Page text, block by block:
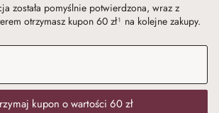
została pomyślnie potwierdzona, wraz z
otrzymasz kupon 60 zł¹ na kolejne zakupy.
kupon o wartości 60 zł